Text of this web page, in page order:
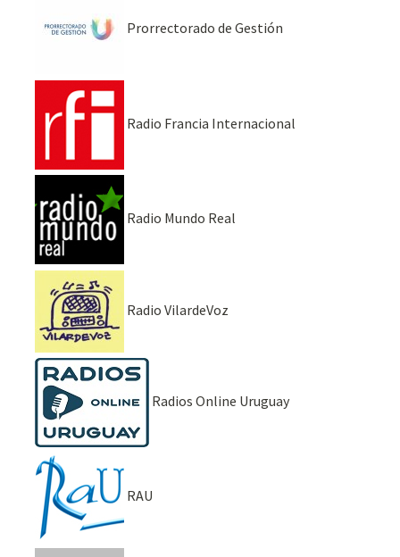
Prorrectorado de Gestión
Radio Francia Internacional
Radio Mundo Real
Radio VilardeVoz
Radios Online Uruguay
RAU